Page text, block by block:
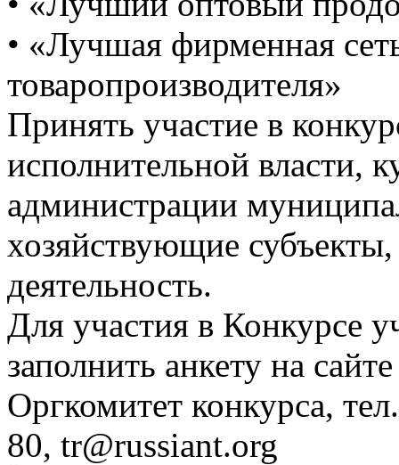
• «Лучшая фирменная
товаропроизводителя»
Принять участие в
исполнительной власти,
администрации
хозяйствующие
деятельность.
Для участия в Конкурсе
заполнить анкету на
Оргкомитет конкурса,
80, tr@russiant.org